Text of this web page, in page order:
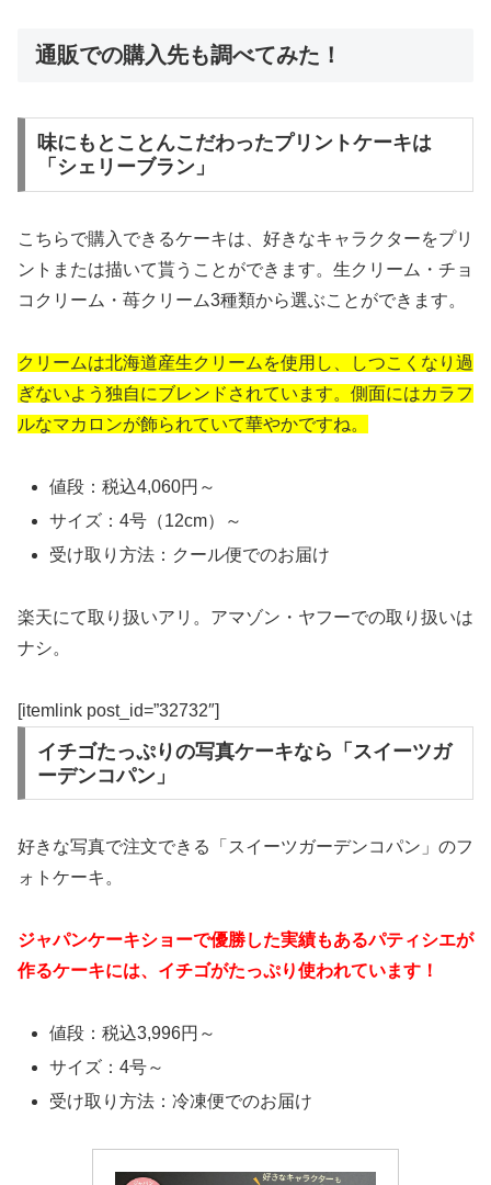
通販での購入先も調べてみた！
味にもとことんこだわったプリントケーキは
「シェリーブラン」
こちらで購入できるケーキは、好きなキャラクターをプリ
ントまたは描いて貰うことができます。生クリーム・チョ
コクリーム・苺クリーム3種類から選ぶことができます。
クリームは北海道産生クリームを使用し、しつこくなり過
ぎないよう独自にブレンドされています。側面にはカラフ
ルなマカロンが飾られていて華やかですね。
値段：税込4,060円～
サイズ：4号（12cm）～
受け取り方法：クール便でのお届け
楽天にて取り扱いアリ。アマゾン・ヤフーでの取り扱いは
ナシ。
[itemlink post_id=”32732″]
イチゴたっぷりの写真ケーキなら「スイーツガ
ーデンコパン」
好きな写真で注文できる「スイーツガーデンコパン」のフ
ォトケーキ。
ジャパンケーキショーで優勝した実績もあるパティシエが
作るケーキには、イチゴがたっぷり使われています！
値段：税込3,996円～
サイズ：4号～
受け取り方法：冷凍便でのお届け